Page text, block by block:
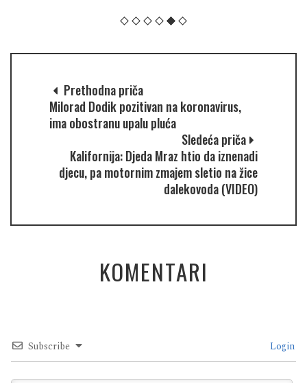
Prethodna priča
Milorad Dodik pozitivan na koronavirus,
ima obostranu upalu pluća
Sledeća priča
Kalifornija: Djeda Mraz htio da iznenadi
djecu, pa motornim zmajem sletio na žice
dalekovoda (VIDEO)
KOMENTARI
Subscribe Login